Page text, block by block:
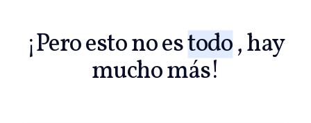
¡Pero esto no estodo, hay
mucho más!